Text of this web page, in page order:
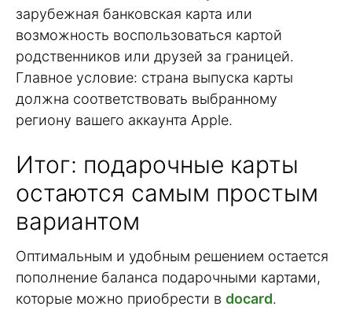
зарубежная банковская карта или
возможность воспользоваться картой
родственников или друзей за границей.
Главное условие: страна выпуска карты
должна соответствовать выбранному
региону вашего аккаунта Apple.
Итог: подарочные карты
остаются самым простым
вариантом
Оптимальным и удобным решением остается
пополнение баланса подарочными картами,
которые можно приобрести в docard.